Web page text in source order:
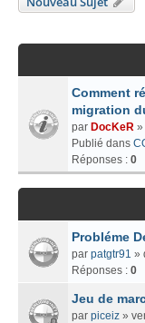
Comment
migration
par DocKeR »
Publié dans
Réponses : 0
Probléme
par patgtr91 »
Réponses : 0
Jeu de
par piceiz »